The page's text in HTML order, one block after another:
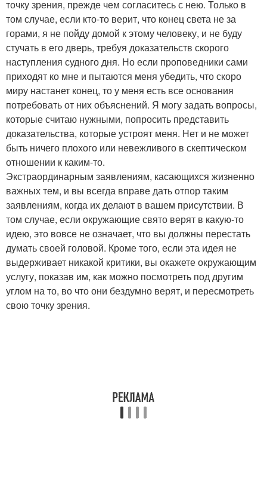
точку зрения, прежде чем согласитесь с нею. Только в
том случае, если кто-то верит, что конец света не за
горами, я не пойду домой к этому человеку, и не буду
стучать в его дверь, требуя доказательств скорого
наступления судного дня. Но если проповедники сами
приходят ко мне и пытаются меня убедить, что скоро
миру настанет конец, то у меня есть все основания
потребовать от них объяснений. Я могу задать вопросы,
которые считаю нужными, попросить представить
доказательства, которые устроят меня. Нет и не может
быть ничего плохого или невежливого в скептическом
отношении к каким-то.
Экстраординарным заявлениям, касающихся жизненно
важных тем, и вы всегда вправе дать отпор таким
заявлениям, когда их делают в вашем присутствии. В
том случае, если окружающие свято верят в какую-то
идею, это вовсе не означает, что вы должны перестать
думать своей головой. Кроме того, если эта идея не
выдерживает никакой критики, вы окажете окружающим
услугу, показав им, как можно посмотреть под другим
углом на то, во что они бездумно верят, и пересмотреть
свою точку зрения.